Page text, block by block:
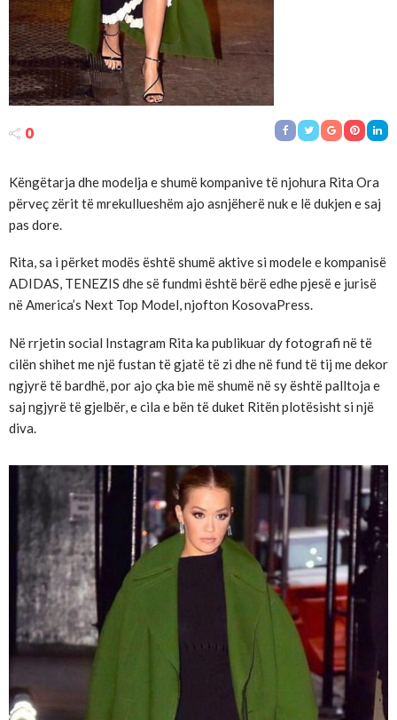
0
Këngëtarja dhe modelja e shumë kompanive të njohura Rita Ora
përveç zërit të mrekullueshëm ajo asnjëherë nuk e lë dukjen e saj
pas dore.
Rita, sa i përket modës është shumë aktive si modele e kompanisë
ADIDAS, TENEZIS dhe së fundmi është bërë edhe pjesë e jurisë
në America’s Next Top Model, njofton KosovaPress.
Në rrjetin social Instagram Rita ka publikuar dy fotografi në të
cilën shihet me një fustan të gjatë të zi dhe në fund të tij me dekor
ngjyrë të bardhë, por ajo çka bie më shumë në sy është palltoja e
saj ngjyrë të gjelbër, e cila e bën të duket Ritën plotësisht si një
diva.